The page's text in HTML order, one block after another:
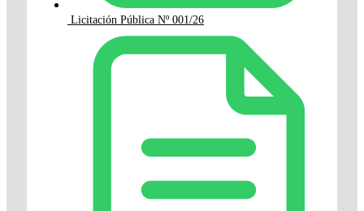
Licitación Pública Nº 001/26